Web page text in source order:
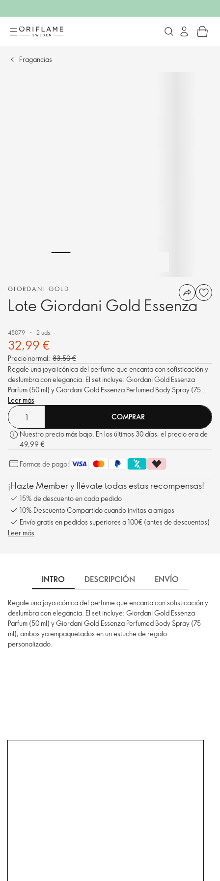
Fragancias
GIORDANI GOLD
Lote Giordani Gold Essenza
48079 2 uds.
32,99 €
Precio normal: 83,50 €
Regale una joya icónica del perfume que encanta con sofisticación y
deslumbra con elegancia. El set incluye: Giordani Gold Essenza
Parfum (50 ml) y Giordani Gold Essenza Perfumed Body Spray (75
ml), ambos ya empaquetados en un estuche de regalo
personalizado.
Leer más
COMPRAR
Nuestro precio más bajo. En los últimos 30 días, el precio era de
49,99 €
Formas de pago:
¡Hazte Member y llévate todas estas recompensas!
15% de descuento en cada pedido
10% Descuento Compartido cuando invitas a amigos
Envío gratis en pedidos superiores a 100€ (antes de descuentos)
Leer más
INTRO DESCRIPCIÓN ENVÍO
Regale una joya icónica del perfume que encanta con sofisticación y
deslumbra con elegancia. El set incluye: Giordani Gold Essenza
Parfum (50 ml) y Giordani Gold Essenza Perfumed Body Spray (75
ml), ambos ya empaquetados en un estuche de regalo
personalizado.